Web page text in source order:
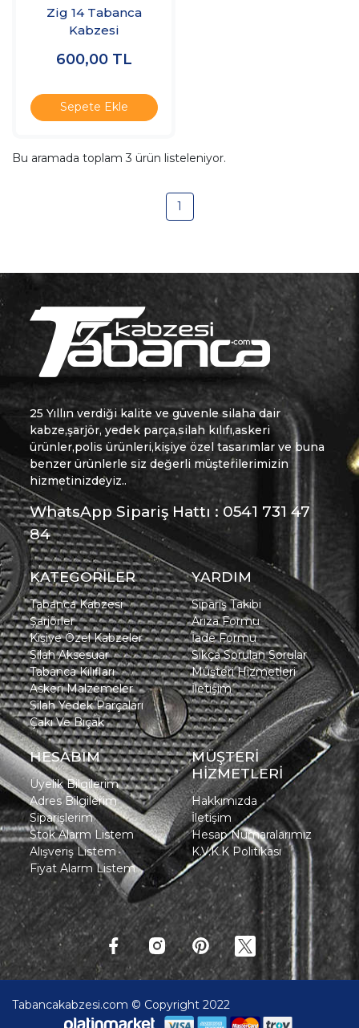
Zig 14 Tabanca
Kabzesi
600,00 TL
Sepete Ekle
Bu aramada toplam3 ürün listeleniyor.
1
25 Yıllın verdiği kalite ve güvenle silaha dair
kabze,şarjör, yedek parça,silah kılıfı,askeri
ürünler,polis ürünleri,kişiye özel tasarımlar ve buna
benzer ürünlerle siz değerli müşterilerimizin
hizmetinizdeyiz..
WhatsApp Sipariş Hattı : 0541 731 47
84
KATEGORİLER
Tabanca Kabzesi
Şarjörler
Kişiye Özel Kabzeler
Silah Aksesuar
Tabanca Kılıfları
Askeri Malzemeler
Silah Yedek Parçaları
Çakı Ve Bıçak
YARDIM
Sipariş Takibi
Arıza Formu
İade Formu
Sıkça Sorulan Sorular
Müşteri Hizmetleri
İletişim
HESABIM
Üyelik Bilgilerim
Adres Bilgilerim
Siparişlerim
Stok Alarm Listem
Alışveriş Listem
Fiyat Alarm Listem
MÜŞTERİ
HİZMETLERİ
Hakkımızda
İletişim
Hesap Numaralarımız
K.V.K.K Politikası
Tabancakabzesi.com © Copyright 2022